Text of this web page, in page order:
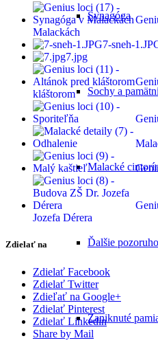
Synagóga
Sochy a
Malacké
Ďalšie
Zaniknuté
Malackách
7-sneh-
7.jpg
kláštorom
Jozefa Dérera
Zdielať na
Zdielať Facebook
Zdielať Twitter
Zdieľať na Google+
Zdielať Pinterest
Zdielať Linkedin
Share by Mail